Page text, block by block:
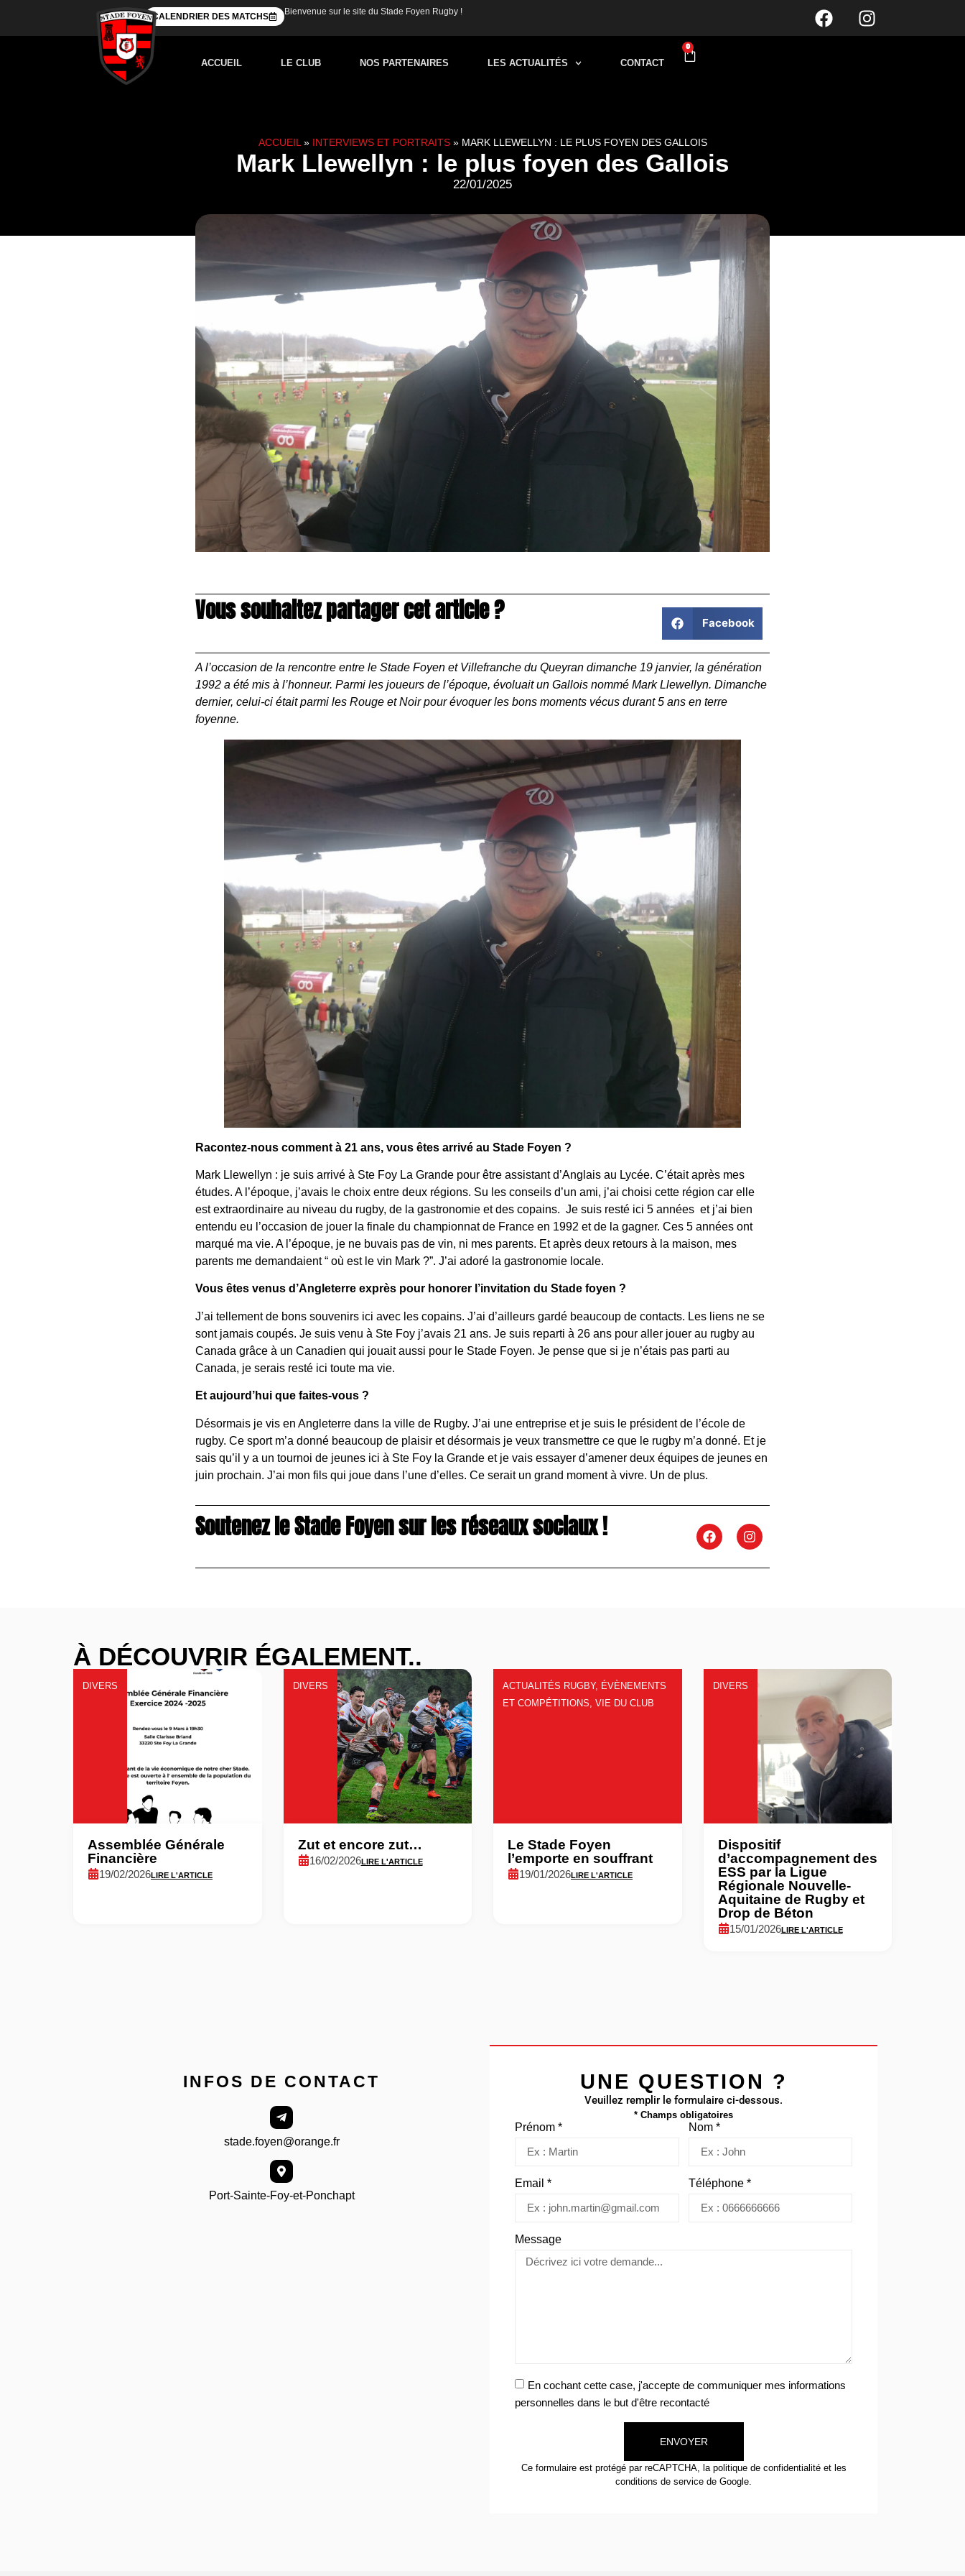
CALENDRIER DES MATCHS Bienvenue sur le site du Stade Foyen Rugby !
ACCUEIL LE CLUB NOS PARTENAIRES LES ACTUALITÉS CONTACT
0
ACCUEIL » INTERVIEWS ET PORTRAITS» MARK LLEWELLYN : LE PLUS FOYEN DES GALLOIS
Mark Llewellyn : le plus foyen des Gallois
22/01/2025
Vous souhaitez partager cet article ? Facebook
A l’occasion de la rencontre entre le Stade Foyen et Villefranche du Queyran dimanche 19 janvier, la génération
1992 a été mis à l’honneur. Parmi les joueurs de l’époque, évoluait un Gallois nommé Mark Llewellyn. Dimanche
dernier, celui-ci était parmi les Rouge et Noir pour évoquer les bons moments vécus durant 5 ans en terre
foyenne.
Racontez-nous comment à 21 ans, vous êtes arrivé au Stade Foyen ?
Mark Llewellyn : je suis arrivé à Ste Foy La Grande pour être assistant d’Anglais au Lycée. C’était après mes
études. A l’époque, j’avais le choix entre deux régions. Su les conseils d’un ami, j’ai choisi cette région car elle
est extraordinaire au niveau du rugby, de la gastronomie et des copains. Je suis resté ici 5 années et j’ai bien
entendu eu l’occasion de jouer la finale du championnat de France en 1992 et de la gagner. Ces 5 années ont
marqué ma vie. A l’époque, je ne buvais pas de vin, ni mes parents. Et après deux retours à la maison, mes
parents me demandaient “ où est le vin Mark ?”. J’ai adoré la gastronomie locale.
Vous êtes venus d’Angleterre exprès pour honorer l’invitation du Stade foyen ?
J’ai tellement de bons souvenirs ici avec les copains. J’ai d’ailleurs gardé beaucoup de contacts. Les liens ne se
sont jamais coupés. Je suis venu à Ste Foy j’avais 21 ans. Je suis reparti à 26 ans pour aller jouer au rugby au
Canada grâce à un Canadien qui jouait aussi pour le Stade Foyen. Je pense que si je n’étais pas parti au
Canada, je serais resté ici toute ma vie.
Et aujourd’hui que faites-vous ?
Désormais je vis en Angleterre dans la ville de Rugby. J’ai une entreprise et je suis le président de l’école de
rugby. Ce sport m’a donné beaucoup de plaisir et désormais je veux transmettre ce que le rugby m’a donné. Et je
sais qu’il y a un tournoi de jeunes ici à Ste Foy la Grande et je vais essayer d’amener deux équipes de jeunes en
juin prochain. J’ai mon fils qui joue dans l’une d’elles. Ce serait un grand moment à vivre. Un de plus.
Soutenez le Stade Foyen sur les réseaux sociaux !
À DÉCOUVRIR ÉGALEMENT..
DIVERS
Assemblée Générale
Financière
19/02/2026LIRE L'ARTICLE
DIVERS
Zut et encore zut…
16/02/2026LIRE L'ARTICLE
ACTUALITÉS RUGBY, ÉVÈNEMENTS
ET COMPÉTITIONS VIE DU CLUB
Le Stade Foyen
l’emporte en souffrant
19/01/2026LIRE L'ARTICLE
DIVERS
Dispositif
d’accompagnement des
ESS par la Ligue
Régionale Nouvelle-
Aquitaine de Rugby et
Drop de Béton
15/01/2026LIRE L'ARTICLE
INFOS DE CONTACT
stade.foyen@orange.fr
Port-Sainte-Foy-et-Ponchapt
UNE QUESTION ?
Veuillez remplir le formulaire ci-dessous.
* Champs obligatoires
Prénom * Nom *
Email * Téléphone *
Message
En cochant cette case, j'accepte de communiquer mes informations
personnelles dans le but d'être recontacté
ENVOYER
Ce formulaire est protégé par reCAPTCHA, la politique de confidentialitéet les
conditions de service de Google.